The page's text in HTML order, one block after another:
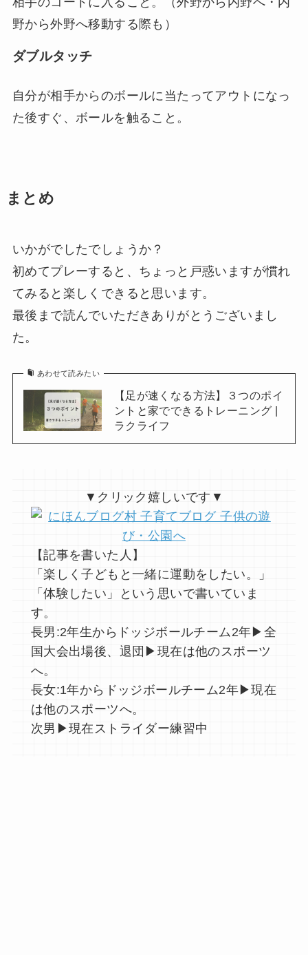
野から外野へ移動する際も）
ダブルタッチ
自分が相手からのボールに当たってアウトになっ
た後すぐ、ボールを触ること。
まとめ
いかがでしたでしょうか？
初めてプレーすると、ちょっと戸惑いますが慣れ
てみると楽しくできると思います。
最後まで読んでいただきありがとうございまし
た。
あわせて読みたい
【足が速くなる方法】３つのポイ
ントと家でできるトレーニング |
ラクライフ
▼クリック嬉しいです▼
【記事を書いた人】
「楽しく子どもと一緒に運動をしたい。」
「体験したい」という思いで書いていま
す。
長男:2年生からドッジボールチーム2年▶︎全
国大会出場後、退団▶︎現在は他のスポーツ
へ。
長女:1年からドッジボールチーム2年▶︎現在
は他のスポーツへ。
次男▶︎現在ストライダー練習中